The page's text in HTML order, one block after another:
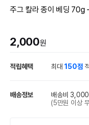
주그 칼라 종이 베딩 70g
2,000원
적립혜택 최대150점
배송정보 배송비 3,000
(5만원 이상